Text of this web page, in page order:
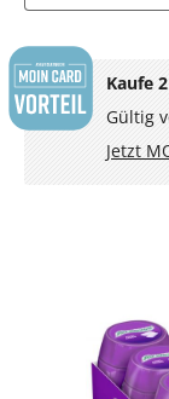
Kaufe
Gültig
Jetzt